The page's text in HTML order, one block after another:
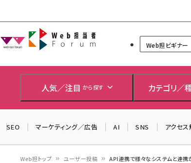
Web担当者Forum
Web担ビギナー
人気／注目 から探す カテゴリ／
SEO マーケティング／広告 AI SNS アクセ
Web担トップ ユーザー投稿 API連携で様々なシステムと連携
＼ 8月27日
2026」開催！
▼申し込み